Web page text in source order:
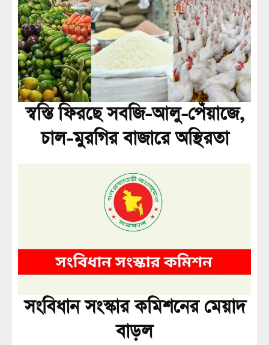
স্বস্তি ফিরছে সবজি-আলু-পেঁয়াজে,
চাল-মুরগির বাজারে অস্থিরতা
সংবিধান সংস্কার কমিশনের মেয়াদ
বাড়ল